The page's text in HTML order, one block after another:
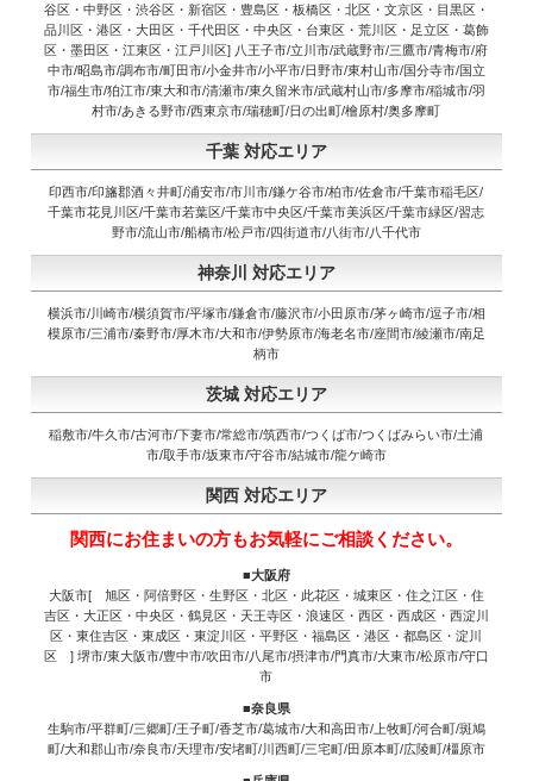
谷区・中野区・渋谷区・新宿区・豊島区・板橋区・北区・文京区・目黒区・
品川区・港区・大田区・千代田区・中央区・台東区・荒川区・足立区・葛飾
区・墨田区・江東区・江戸川区] 八王子市/立川市/武蔵野市/三鷹市/青梅市/府
中市/昭島市/調布市/町田市/小金井市/小平市/日野市/東村山市/国分寺市/国立
市/福生市/狛江市/東大和市/清瀬市/東久留米市/武蔵村山市/多摩市/稲城市/羽
村市/あきる野市/西東京市/瑞穂町/日の出町/檜原村/奥多摩町
千葉 対応エリア
印西市/印旛郡酒々井町/浦安市/市川市/鎌ケ谷市/柏市/佐倉市/千葉市稲毛区/
千葉市花見川区/千葉市若葉区/千葉市中央区/千葉市美浜区/千葉市緑区/習志
野市/流山市/船橋市/松戸市/四街道市/八街市/八千代市
神奈川 対応エリア
横浜市/川崎市/横須賀市/平塚市/鎌倉市/藤沢市/小田原市/茅ヶ崎市/逗子市/相
模原市/三浦市/秦野市/厚木市/大和市/伊勢原市/海老名市/座間市/綾瀬市/南足
柄市
茨城 対応エリア
稲敷市/牛久市/古河市/下妻市/常総市/筑西市/つくば市/つくばみらい市/土浦
市/取手市/坂東市/守谷市/結城市/龍ケ崎市
関西 対応エリア
関西にお住まいの方もお気軽にご相談ください。
■大阪府
大阪市[ 旭区・阿倍野区・生野区・北区・此花区・城東区・住之江区・住
吉区・大正区・中央区・鶴見区・天王寺区・浪速区・西区・西成区・西淀川
区・東住吉区・東成区・東淀川区・平野区・福島区・港区・都島区・淀川
区 ] 堺市/東大阪市/豊中市/吹田市/八尾市/摂津市/門真市/大東市/松原市/守口
市
■奈良県
生駒市/平群町/三郷町/王子町/香芝市/葛城市/大和高田市/上牧町/河合町/斑鳩
町/大和郡山市/奈良市/天理市/安堵町/川西町/三宅町/田原本町/広陵町/橿原市